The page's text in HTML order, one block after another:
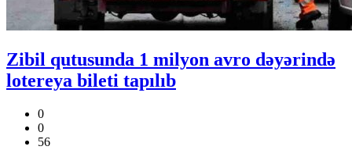
Zibil qutusunda 1 milyon avro dəyərində
lotereya bileti tapılıb
0
0
56